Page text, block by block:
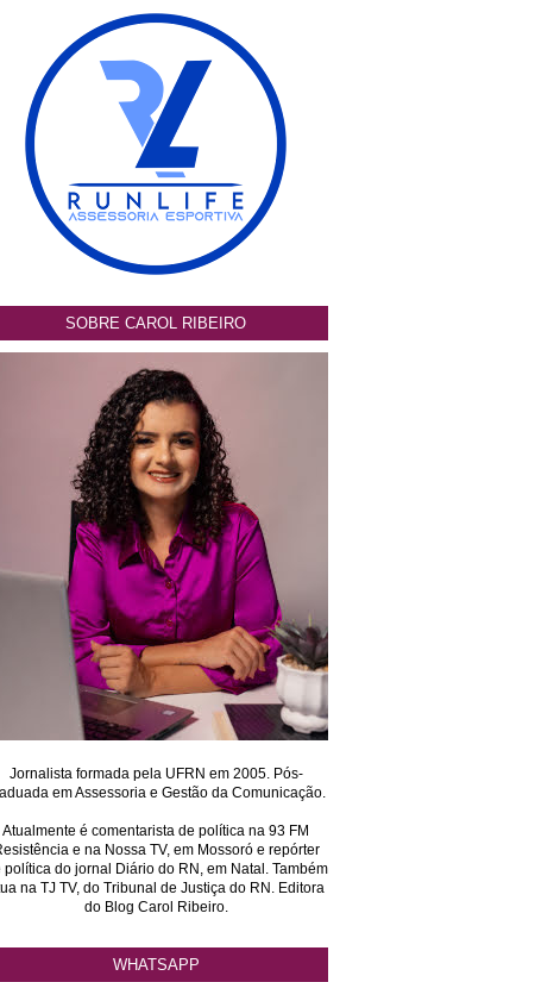
SOBRE CAROL RIBEIRO
Jornalista formada pela UFRN em 2005. Pós-
em Assessoria e Gestão da Comunicação.
Atualmente é comentarista de política na 93 FM
e na Nossa TV, em Mossoró e repórter
política do jornal Diário do RN, em Natal. Também
na TJ TV, do Tribunal de Justiça do RN. Editora
do Blog Carol Ribeiro.
WHATSAPP